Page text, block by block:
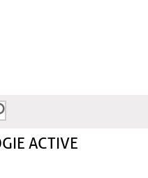
ACTIVE